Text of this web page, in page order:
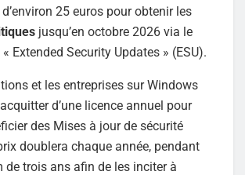
25 euros pour obtenir les
jusqu’en octobre 2026 via le
Extended Security Updates » (ESU).
et les entreprises sur Windows
d’une licence annuel pour
des Mises à jour de sécurité
doublera chaque année, pendant
de trois ans afin de les inciter à